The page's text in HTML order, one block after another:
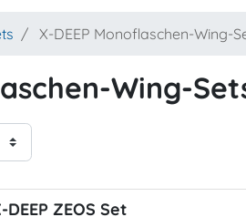
X-DEEP Monoflaschen-Wing-
Wing-
DEEP ZEOS Set